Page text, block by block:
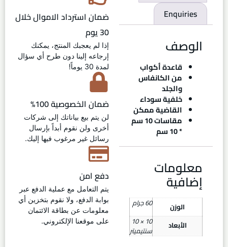
Enquiries
الوصف
قاعدة أكواب
من الكانفاس
والجلد
خلفية سوداء
القاضية ممكن
مقاسات 10 سم
* 10 سم
معلومات
إضافية
الوزن
60 جرام
الأبعاد
10 × 10
سنتيميتر
ضمان استرداد الاموال خلال
30 يوم
إذا لم يعجبك المنتج، يمكنك
إرجاعه إلينا دون طرح أي سؤال
لمدة 30 يوماً!
ضمان الخصوصية 100%
لن يتم بيع بياناتك إلى شركات
أخرى ولن نقوم أبداً بإرسال
رسائل غير مرغوب فيها إليك.
دفع امن
يتم التعامل مع عملية الدفع عبر
بوابة الدفع، ولا نقوم بتخزين أي
معلومات عن بطاقة الائتمان
على موقعنا الإلكتروني.